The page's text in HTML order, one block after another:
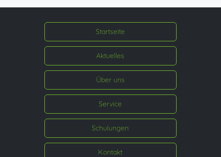
Startseite
Aktuelles
Über uns
Service
Schulungen
Kontakt